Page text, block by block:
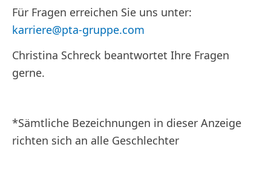
Für Fragen erreichen Sie uns unter:
karriere@pta-gruppe.com
Christina Schreck beantwortet Ihre Fragen
gerne.
*Sämtliche Bezeichnungen in dieser Anzeige
richten sich an alle Geschlechter